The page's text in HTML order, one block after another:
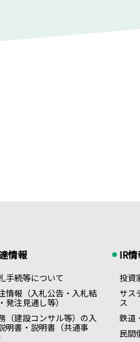
情報
手続等について
情報（入札公告・入札結
発注見通し等）
（建設コンサル等）の入
明書・説明書（共通事
IR
投資
サス
ス
鉄道
民間